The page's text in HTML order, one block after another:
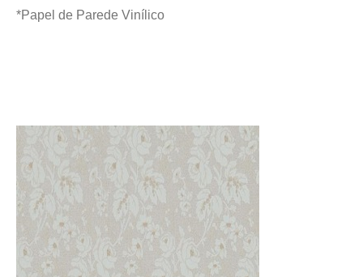
*Papel de Parede Vinílico